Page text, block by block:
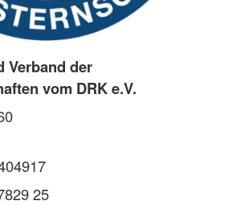
Verband der
vom DRK e.V.
25